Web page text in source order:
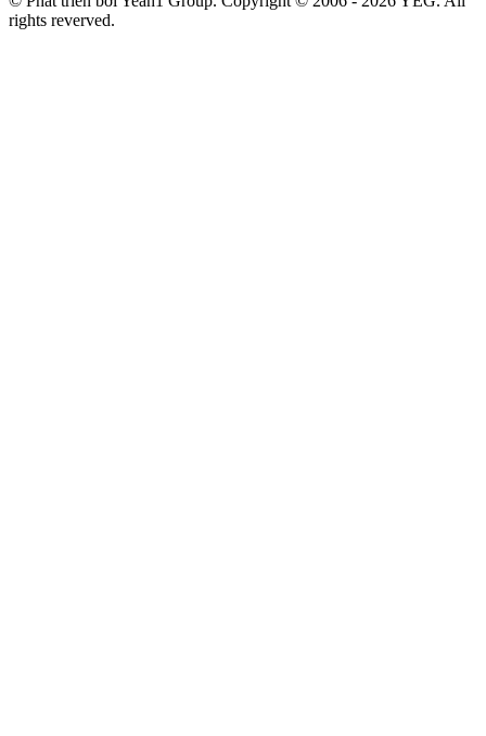
rights reverved.